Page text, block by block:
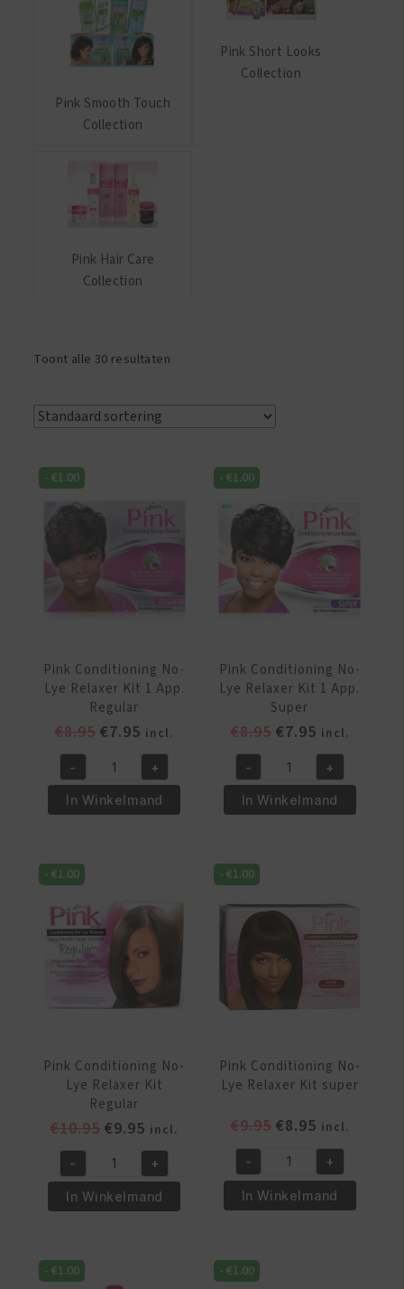
Pink Smooth Touch
Collection
Pink Short Looks
Collection
Pink Hair Care
Collection
Toont alle 30 resultaten
-€1.00
Pink Conditioning No-
Lye Relaxer Kit 1 App.
Regular
€8.95 Oorspronkelijke
was:
€8.95.
€7.95 Huidige
prijs
is:
€7.95.
incl.
Pink
Conditioning
No-
Relaxer
Kit
1
App.
Regular
- +
In Winkelmand
-€1.00
Pink Conditioning No-
Lye Relaxer Kit 1 App.
Super
€8.95 Oorspronkelijke
was:
€8.95.
€7.95Huidige
prijs
is:
€7.95.
incl.
Pink
Conditioning
No-
Relaxer
Kit
1
App.
Super
aantal
- +
In Winkelmand
-€1.00
Pink Conditioning No-
Lye Relaxer Kit
Regular
€10.95 Oorspronkelijke
was:
€10.95.
€9.95 Huidige
prijs
is:
€9.95.
incl.
Pink
Conditioning
No-
Relaxer
Kit
- +
In Winkelmand
-€1.00
Pink Conditioning No-
Lye Relaxer Kit super
€9.95 Oorspronkelijke
was:
€9.95.
€8.95Huidige
prijs
is:
€8.95.
incl.
Pink
Conditioning
No-
Relaxer
Kit
- +
In Winkelmand
-€1.00 -€1.00